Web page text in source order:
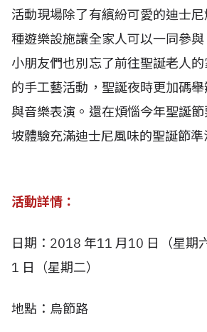
活動現場除了有繽紛可愛的迪士
種遊樂設施讓全家人可以一同參
小朋友們也別忘了前往聖誕老人
的手工藝活動，聖誕夜時更加碼
與音樂表演。還在煩惱今年聖誕
坡體驗充滿迪士尼風味的聖誕節準
活動詳情：
日期：2018 年11 月10 日（星期
1 日（星期二）
地點：烏節路